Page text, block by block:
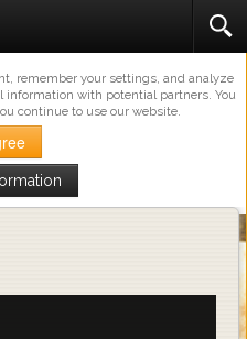
Cookies
remember your settings, and analyze
information with potential partners. You
continue to use our website.